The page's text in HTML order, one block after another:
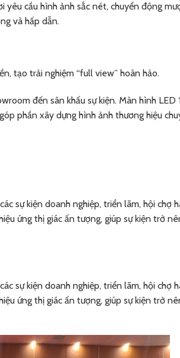
yêu cầu hình ảnh sắc nét, chuyển động
và hấp dẫn.
tạo trải nghiệm “full view” hoàn hảo.
đến sân khấu sự kiện. Màn hình LED
phần xây dựng hình ảnh thương hiệu
sự kiện doanh nghiệp, triển lãm, hội chợ
ứng thị giác ấn tượng, giúp sự kiện trở
sự kiện doanh nghiệp, triển lãm, hội chợ
ứng thị giác ấn tượng, giúp sự kiện trở